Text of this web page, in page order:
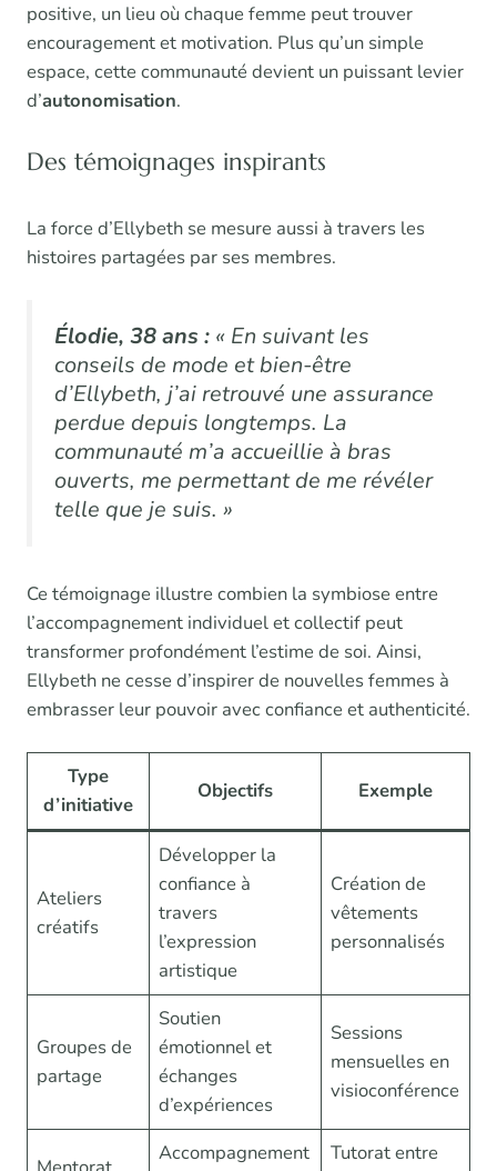
positive, un lieu où chaque femme peut trouver
encouragement et motivation. Plus qu’un simple
espace, cette communauté devient un puissant levier
d’autonomisation.
Des témoignages inspirants
La force d’Ellybeth se mesure aussi à travers les
histoires partagées par ses membres.
Élodie, 38 ans : « En suivant les
conseils de mode et bien-être
d’Ellybeth, j’ai retrouvé une assurance
perdue depuis longtemps. La
communauté m’a accueillie à bras
ouverts, me permettant de me révéler
telle que je suis. »
Ce témoignage illustre combien la symbiose entre
l’accompagnement individuel et collectif peut
transformer profondément l’estime de soi. Ainsi,
Ellybeth ne cesse d’inspirer de nouvelles femmes à
embrasser leur pouvoir avec confiance et authenticité.
Type
d’initiative
Objectifs Exemple
Ateliers
créatifs
Développer la
confiance à
travers
l’expression
artistique
Création de
vêtements
personnalisés
Groupes de
partage
Soutien
émotionnel et
échanges
d’expériences
Sessions
mensuelles en
visioconférence
Accompagnement
Tutorat entre